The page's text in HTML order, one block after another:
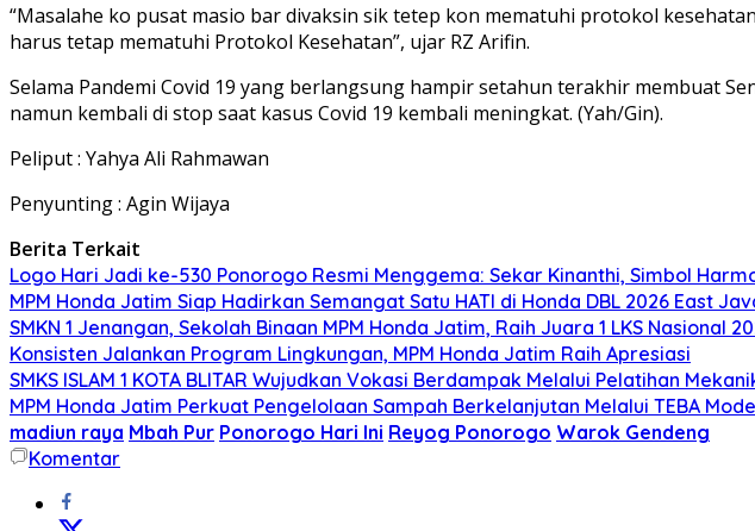
“Masalahe ko pusat masio bar divaksin sik tetep kon mematuhi protokol
harus tetap mematuhi Protokol Kesehatan”, ujar RZ Arifin.
Selama Pandemi Covid 19 yang berlangsung hampir setahun terakhir membuat
namun kembali di stop saat kasus Covid 19 kembali meningkat. (Yah/Gin).
Peliput : Yahya Ali Rahmawan
Penyunting : Agin Wijaya
Berita Terkait
Logo Hari Jadi ke-530 Ponorogo Resmi Menggema: Sekar Kinanthi, Simbol
MPM Honda Jatim Siap Hadirkan Semangat Satu HATI di Honda DBL 2026 East
SMKN 1 Jenangan, Sekolah Binaan MPM Honda Jatim, Raih Juara 1 LKS Nasional
Konsisten Jalankan Program Lingkungan, MPM Honda Jatim Raih Apresiasi
SMKS ISLAM 1 KOTA BLITAR Wujudkan Vokasi Berdampak Melalui Pelatihan
MPM Honda Jatim Perkuat Pengelolaan Sampah Berkelanjutan Melalui TEBA
madiun raya Mbah Pur Ponorogo Hari Ini Reyog Ponorogo Warok Gendeng
Komentar